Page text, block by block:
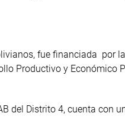
fue financiada por
Productivo y
del Distrito 4, cuenta con